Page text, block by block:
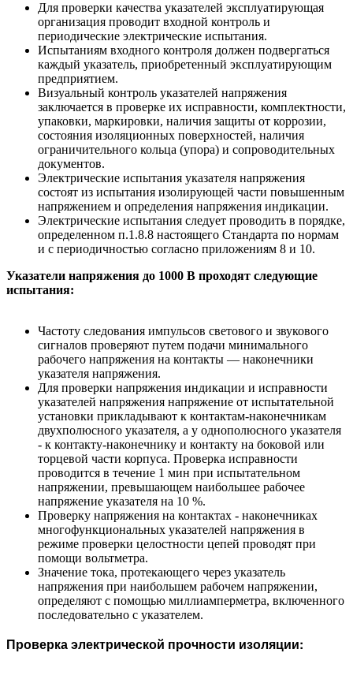
Для проверки качества указателей эксплуатирующая
организация проводит входной контроль и
периодические электрические испытания.
Испытаниям входного контроля должен подвергаться
каждый указатель, приобретенный эксплуатирующим
предприятием.
Визуальный контроль указателей напряжения
заключается в проверке их исправности, комплектности,
упаковки, маркировки, наличия защиты от коррозии,
состояния изоляционных поверхностей, наличия
ограничительного кольца (упора) и сопроводительных
документов.
Электрические испытания указателя напряжения
состоят из испытания изолирующей части повышенным
напряжением и определения напряжения индикации.
Электрические испытания следует проводить в порядке,
определенном п.1.8.8 настоящего Стандарта по нормам
и с периодичностью согласно приложениям 8 и 10.
Указатели напряжения до 1000 В проходят следующие
испытания:
Частоту следования импульсов светового и звукового
сигналов проверяют путем подачи минимального
рабочего напряжения на контакты — наконечники
указателя напряжения.
Для проверки напряжения индикации и исправности
указателей напряжения напряжение от испытательной
установки прикладывают к контактам-наконечникам
двухполюсного указателя, а у однополюсного указателя
- к контакту-наконечнику и контакту на боковой или
торцевой части корпуса. Проверка исправности
проводится в течение 1 мин при испытательном
напряжении, превышающем наибольшее рабочее
напряжение указателя на 10 %.
Проверку напряжения на контактах - наконечниках
многофункциональных указателей напряжения в
режиме проверки целостности цепей проводят при
помощи вольтметра.
Значение тока, протекающего через указатель
напряжения при наибольшем рабочем напряжении,
определяют с помощью миллиамперметра, включенного
последовательно с указателем.
Проверка электрической прочности изоляции: